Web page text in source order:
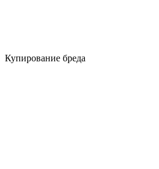
Купирование бреда